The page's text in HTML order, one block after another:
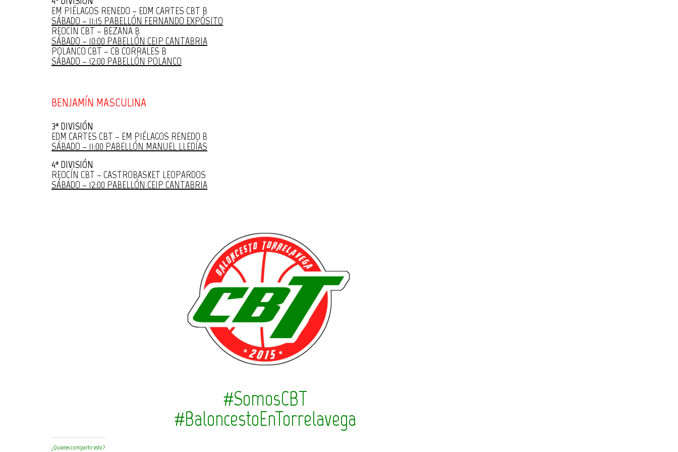
EM PIÉLAGOS RENEDO – EDM CARTES CBT B
SÁBADO – 11:15 PABELLÓN FERNANDO EXPÓSITO
REOCÍN CBT – BEZANA B
SÁBADO – 10:00 PABELLÓN CEIP CANTABRIA
POLANCO CBT – CB CORRALES B
SÁBADO – 12:00 PABELLÓN POLANCO
BENJAMÍN MASCULINA
3ª DIVISIÓN
EDM CARTES CBT – EM PIÉLAGOS RENEDO B
SÁBADO – 11:00 PABELLÓN MANUEL LLEDÍAS
4ª DIVISIÓN
REOCÍN CBT – CASTROBASKET LEOPARDOS
SÁBADO – 12:00 PABELLÓN CEIP CANTABRIA
#SomosCBT
#BaloncestoEnTorrelavega
¿Quieres compartir esto?